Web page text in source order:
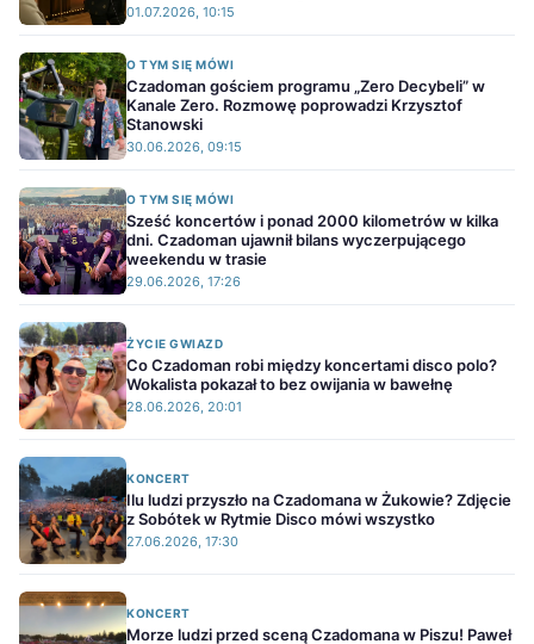
01.07.2026, 10:15
O TYM SIĘ MÓWI
Czadoman gościem programu „Zero Decybeli” w
Kanale Zero. Rozmowę poprowadzi Krzysztof
Stanowski
30.06.2026, 09:15
O TYM SIĘ MÓWI
Sześć koncertów i ponad 2000 kilometrów w kilka
dni. Czadoman ujawnił bilans wyczerpującego
weekendu w trasie
29.06.2026, 17:26
ŻYCIE GWIAZD
Co Czadoman robi między koncertami disco polo?
Wokalista pokazał to bez owijania w bawełnę
28.06.2026, 20:01
KONCERT
Ilu ludzi przyszło na Czadomana w Żukowie? Zdjęcie
z Sobótek w Rytmie Disco mówi wszystko
27.06.2026, 17:30
KONCERT
Morze ludzi przed sceną Czadomana w Piszu! Paweł